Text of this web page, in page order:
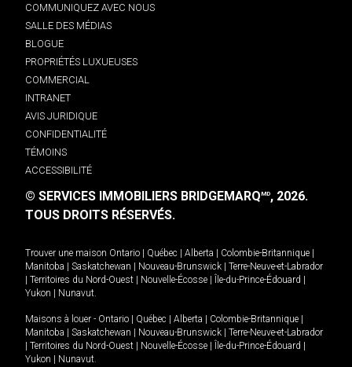
COMMUNIQUEZ AVEC NOUS
SALLE DES MÉDIAS
BLOGUE
PROPRIÉTÉS LUXUEUSES
COMMERCIAL
INTRANET
AVIS JURIDIQUE
CONFIDENTIALITÉ
TÉMOINS
ACCESSIBILITÉ
© SERVICES IMMOBILIERS BRIDGEMARQMD, 2026.
TOUS DROITS RÉSERVÉS.
Trouver une maison Ontario Québec Alberta Colombie-Britannique
Manitoba
Saskatchewan Nouveau-Brunswick
Terre-Neuve-et-Labrador
Territoires du Nord-Ouest Nouvelle-Écosse Île-du-Prince-Édouard
Yukon
Nunavut.
Maisons à louer - Ontario Québec Alberta Colombie-Britannique
Manitoba
Saskatchewan Nouveau-Brunswick
Terre-Neuve-et-Labrador
Territoires du Nord-Ouest Nouvelle-Écosse Île-du-Prince-Édouard
Yukon
Nunavut.